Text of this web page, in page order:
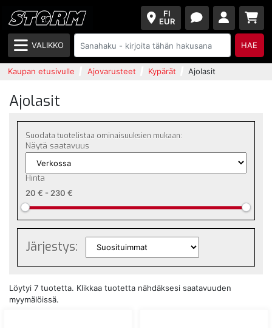
FI
EUR
VALIKKO HAE
Kaupan etusivulle Ajovarusteet Kypärät Ajolasit
Ajolasit
Suodata tuotelistaa ominaisuuksien mukaan:
Näytä saatavuus
Hinta
20 € - 230 €
Järjestys:
Löytyi 7 tuotetta. Klikkaa tuotetta nähdäksesi saatavuuden
myymälöissä.